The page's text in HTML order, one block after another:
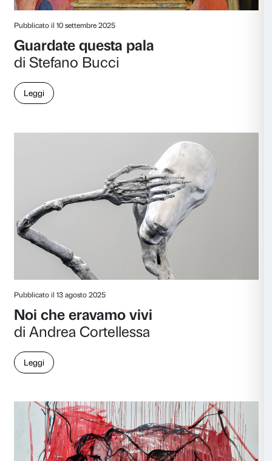
Pubblicato il 10 dicembre 2025
L’Umanesimo di Angelico
di Adriano Sofri
Leggi